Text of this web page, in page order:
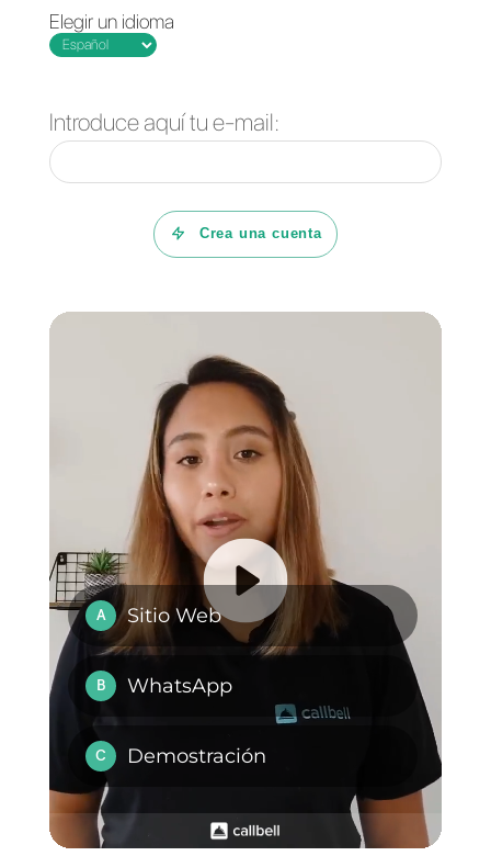
¿Cómo sacar
mayor provecho a
los regalos?
mis clientes sin
generar
pérdidas?
WhatsApp son la
mejor solución para
tu empresa?
WhatsApp a Pipefy |
Callbell